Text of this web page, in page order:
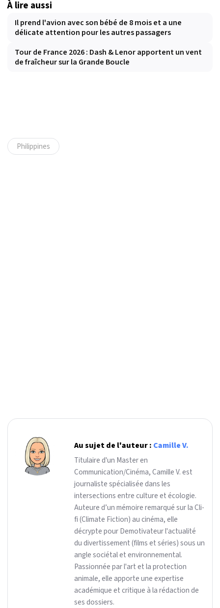
À lire aussi
Il prend l'avion avec son bébé de 8 mois et a une
délicate attention pour les autres passagers
Tour de France 2026 : Dash & Lenor apportent un vent
de fraîcheur sur la Grande Boucle
Philippines
Au sujet de l'auteur : Camille V.
Titulaire d'un Master en
Communication/Cinéma, Camille V. est
journaliste spécialisée dans les
intersections entre culture et écologie.
Auteure d’un mémoire remarqué sur la Cli-
fi (Climate Fiction) au cinéma, elle
décrypte pour Demotivateur l'actualité
du divertissement (films et séries) sous un
angle sociétal et environnemental.
Passionnée par l'art et la protection
animale, elle apporte une expertise
académique et critique à la rédaction de
ses dossiers.